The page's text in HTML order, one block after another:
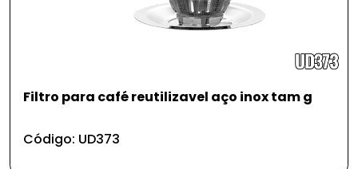
Filtro para café reutilizavel aço inox tam g
Código: UD373